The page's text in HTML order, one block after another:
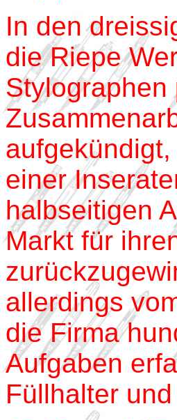
In den
die Riepe
einer
halbseitigen
Markt für
allerdings
die Firma
Aufgaben
Füllhalter